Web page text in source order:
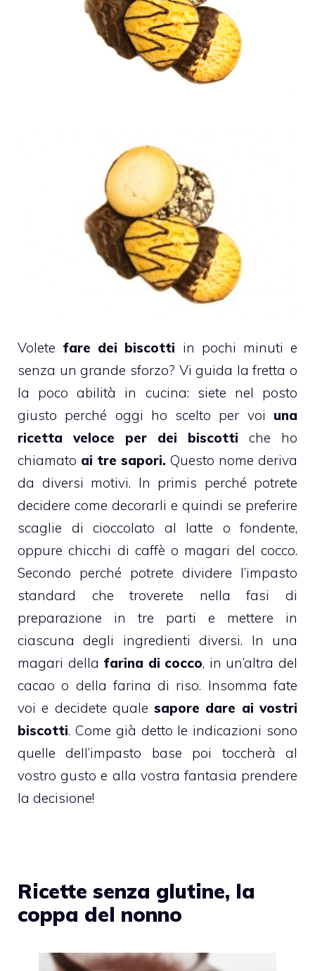
Volete fare dei biscotti in pochi minuti e
senza un grande sforzo? Vi guida la fretta o
la poco abilità in cucina: siete nel posto
giusto perché oggi ho scelto per voi una
ricetta veloce per dei biscotti che ho
chiamato ai tre sapori. Questo nome deriva
da diversi motivi. In primis perché potrete
decidere come decorarli e quindi se preferire
scaglie di cioccolato al latte o fondente,
oppure chicchi di caffèo magari delcocco.
Secondo perché potrete dividere l’impasto
standard che troverete nella fasi di
preparazione in tre parti e mettere in
ciascuna degli ingredienti diversi. In una
magari della farina di cocco, in un’altra del
cacao o della farina di riso. Insomma fate
voi e decidete quale sapore dare ai vostri
biscotti. Come già detto le indicazioni sono
quelle dell’impasto base poi toccherà al
vostro gusto e alla vostra fantasia prendere
la decisione!
Ricette senza glutine, la
coppa del nonno